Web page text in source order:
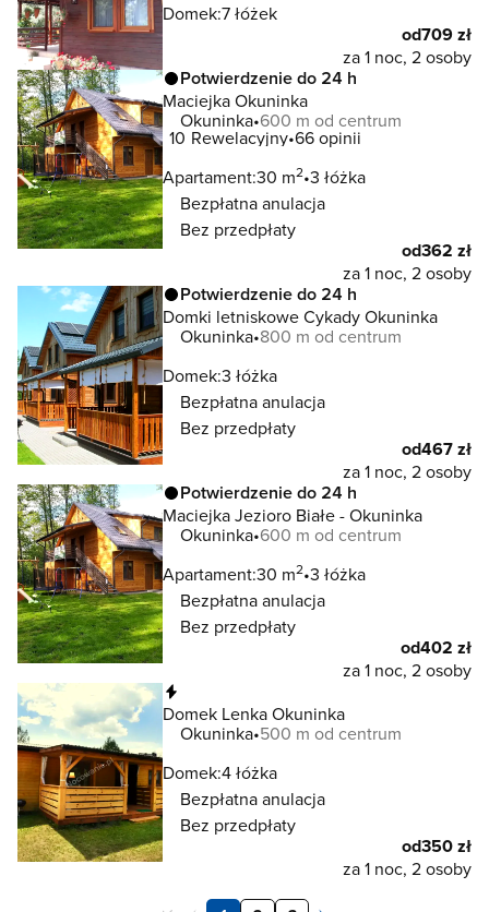
Domek:7 łóżek
od709 zł
za 1 noc, 2 osoby
Potwierdzenie do 24 h
Maciejka Okuninka
Okuninka 600 m od centrum
10 Rewelacyjny 66 opinii
Apartament:30 m2 3 łóżka
Bezpłatna anulacja
Bez przedpłaty
od362 zł
za 1 noc, 2 osoby
Potwierdzenie do 24 h
Domki letniskowe Cykady Okuninka
Okuninka 800 m od centrum
Domek:3 łóżka
Bezpłatna anulacja
Bez przedpłaty
od467 zł
za 1 noc, 2 osoby
Potwierdzenie do 24 h
Maciejka Jezioro Białe - Okuninka
Okuninka 600 m od centrum
Apartament:30 m2 3 łóżka
Bezpłatna anulacja
Bez przedpłaty
od402 zł
za 1 noc, 2 osoby
Domek Lenka Okuninka
Okuninka 500 m od centrum
Domek:4 łóżka
Bezpłatna anulacja
Bez przedpłaty
od350 zł
za 1 noc, 2 osoby